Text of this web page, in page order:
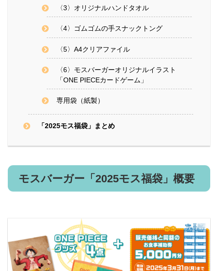
〈3〉オリジナルハンドタオル
〈4〉ゴムゴムの手スナックトング
〈5〉A4クリアファイル
〈6〉モスバーガーオリジナルイラスト
「ONE PIECEカードゲーム」
専用袋（紙製）
「2025モス福袋」まとめ
モスバーガー「2025モス福袋」概要